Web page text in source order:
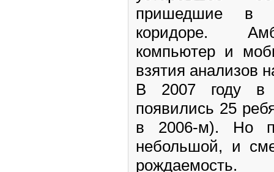
пришедшие в
коридоре.
компьютер и
взятия анализов
В 2007 году в
появились 25
в 2006-м). Но
небольшой, и
рождаемость.